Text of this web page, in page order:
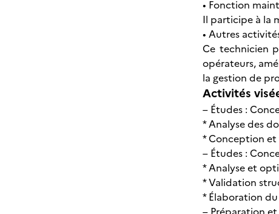
• Fonction
Il participe à la
• Autres
Ce technicien
opérateurs,
la gestion de
Activités
– Études :
* Analyse des
* Conception
– Études :
* Analyse et
* Validation
* Élaboration